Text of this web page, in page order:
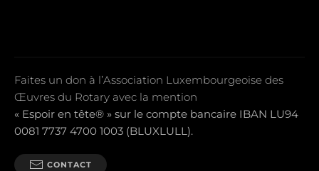
Faites un don à l’Association Luxembourgeoise des
Œuvres du Rotary avec la mention
« Espoir en tête® » sur le compte bancaire IBAN LU94
0081 7737 4700 1003 (BLUXLULL).
CONTACT